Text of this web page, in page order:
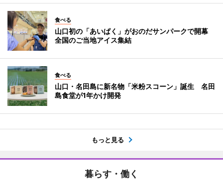
食べる
山口初の「あいぱく」がおのだサンパークで開幕
全国のご当地アイス集結
食べる
山口・名田島に新名物「米粉スコーン」誕生 名田
島食堂が1年かけ開発
もっと見る
暮らす・働く